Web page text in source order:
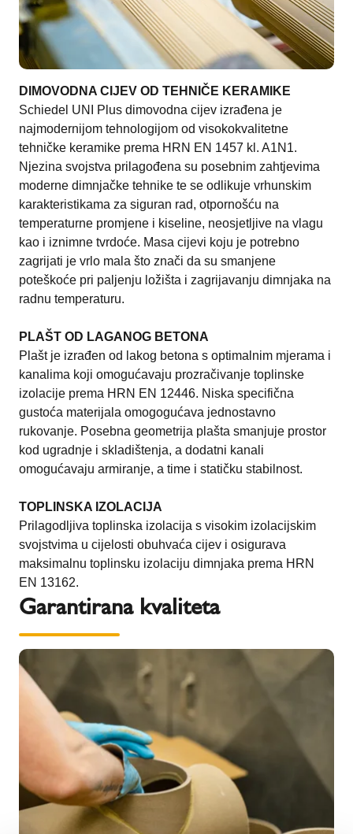
DIMOVODNA CIJEV OD TEHNIČE KERAMIKE
Schiedel UNI Plus dimovodna cijev izrađena je
najmodernijom tehnologijom od visokokvalitetne
tehničke keramike prema HRN EN 1457 kl. A1N1.
Njezina svojstva prilagođena su posebnim zahtjevima
moderne dimnjačke tehnike te se odlikuje vrhunskim
karakteristikama za siguran rad, otpornošću na
temperaturne promjene i kiseline, neosjetljive na vlagu
kao i iznimne tvrdoće. Masa cijevi koju je potrebno
zagrijati je vrlo mala što znači da su smanjene
poteškoće pri paljenju ložišta i zagrijavanju dimnjaka na
radnu temperaturu.
PLAŠT OD LAGANOG BETONA
Plašt je izrađen od lakog betona s optimalnim mjerama i
kanalima koji omogućavaju prozračivanje toplinske
izolacije prema HRN EN 12446. Niska specifična
gustoća materijala omogogućava jednostavno
rukovanje. Posebna geometrija plašta smanjuje prostor
kod ugradnje i skladištenja, a dodatni kanali
omogućavaju armiranje, a time i statičku stabilnost.
TOPLINSKA IZOLACIJA
Prilagodljiva toplinska izolacija s visokim izolacijskim
svojstvima u cijelosti obuhvaća cijev i osigurava
maksimalnu toplinsku izolaciju dimnjaka prema HRN
EN 13162.
Garantirana kvaliteta